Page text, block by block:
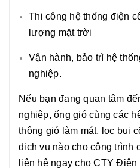
Thi công hệ thống điện
lượng mặt trời
Vận hành, bảo trì hệ
nghiệp.
Nếu bạn đang quan tâm
nghiệp, ống gió cùng các
thông gió làm mát, lọc bụi
dịch vụ nào cho công trình
liên hệ ngay cho CTY